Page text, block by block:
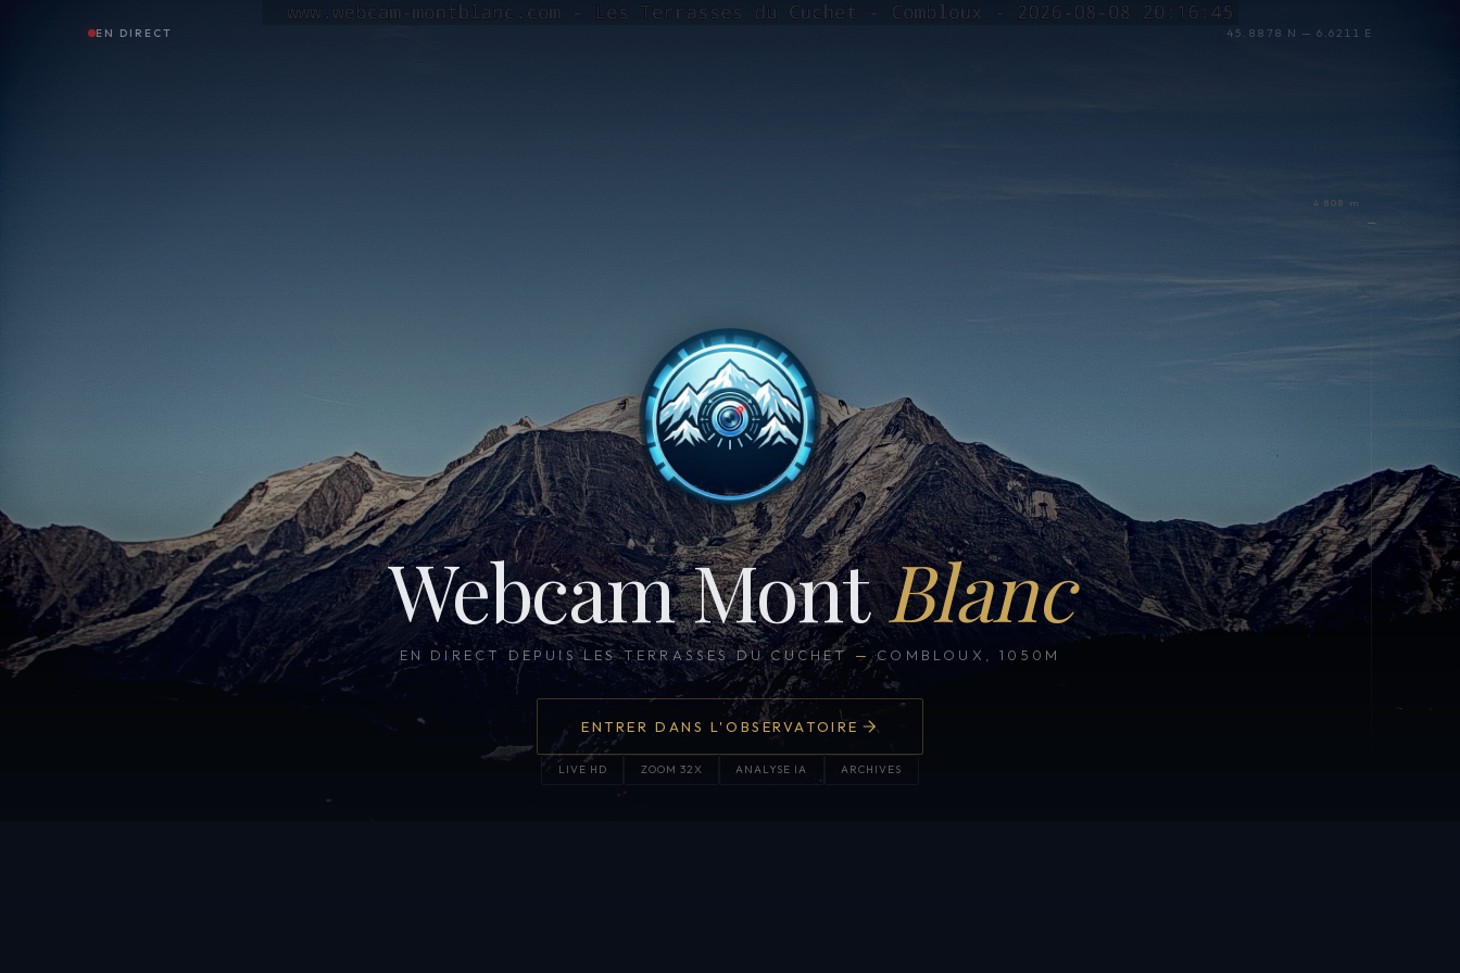
EN DIRECT 45.8878 N — 6.6211 E
Webcam MontBlanc
EN DIRECT DEPUIS LES TERRASSES DU CUCHET — COMBLOUX, 1050M
ENTRER DANS L'OBSERVATOIRE
LIVE HD ZOOM 32X ANALYSE IA ARCHIVES